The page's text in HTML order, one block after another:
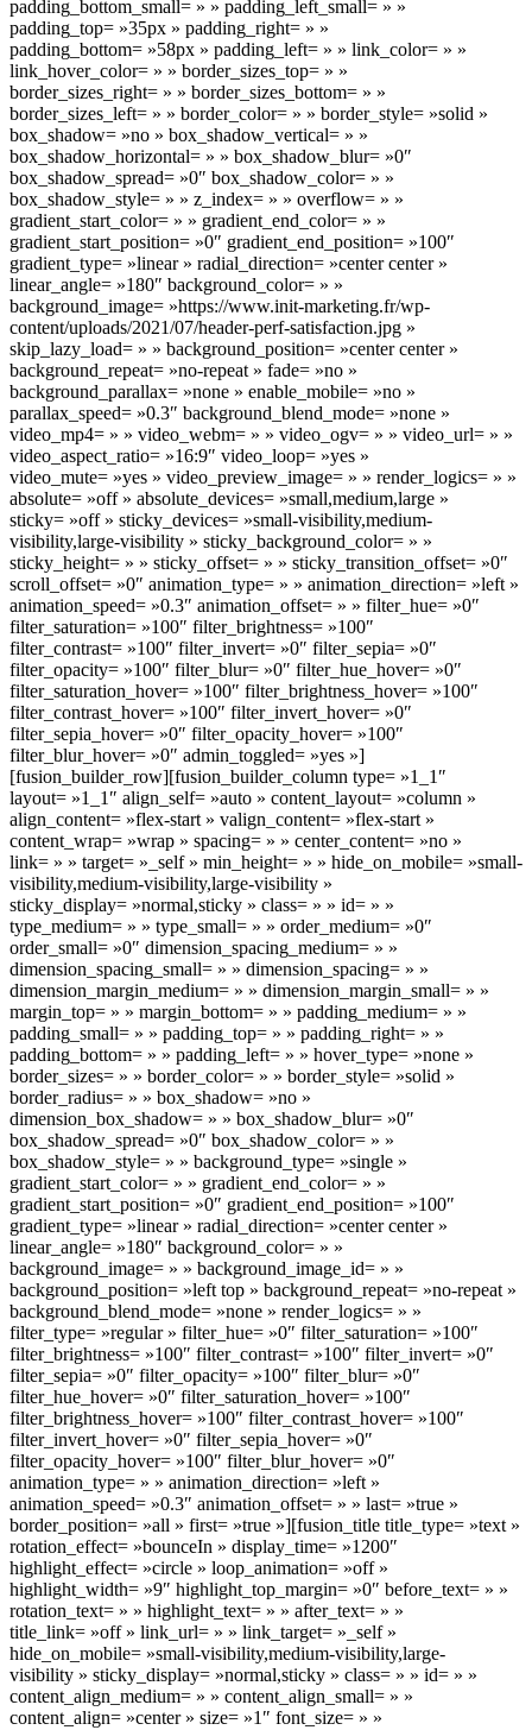
padding_bottom_small= » » padding_left_small= » »
padding_top= »35px » padding_right= » »
padding_bottom= »58px » padding_left= » » link_color= » »
link_hover_color= » » border_sizes_top= » »
border_sizes_right= » » border_sizes_bottom= » »
border_sizes_left= » » border_color= » » border_style= »solid »
box_shadow= »no » box_shadow_vertical= » »
box_shadow_horizontal= » » box_shadow_blur= »0″
box_shadow_spread= »0″ box_shadow_color= » »
box_shadow_style= » » z_index= » » overflow= » »
gradient_start_color= » » gradient_end_color= » »
gradient_start_position= »0″ gradient_end_position= »100″
gradient_type= »linear » radial_direction= »center center »
linear_angle= »180″ background_color= » »
background_image= »https://www.init-marketing.fr/wp-
content/uploads/2021/07/header-perf-satisfaction.jpg »
skip_lazy_load= » » background_position= »center center »
background_repeat= »no-repeat » fade= »no »
background_parallax= »none » enable_mobile= »no »
parallax_speed= »0.3″ background_blend_mode= »none »
video_mp4= » » video_webm= » » video_ogv= » » video_url= » »
video_aspect_ratio= »16:9″ video_loop= »yes »
video_mute= »yes » video_preview_image= » » render_logics= » »
absolute= »off » absolute_devices= »small,medium,large »
sticky= »off » sticky_devices= »small-visibility,medium-
visibility,large-visibility » sticky_background_color= » »
sticky_height= » » sticky_offset= » » sticky_transition_offset= »0″
scroll_offset= »0″ animation_type= » » animation_direction= »left »
animation_speed= »0.3″ animation_offset= » » filter_hue= »0″
filter_saturation= »100″ filter_brightness= »100″
filter_contrast= »100″ filter_invert= »0″ filter_sepia= »0″
filter_opacity= »100″ filter_blur= »0″ filter_hue_hover= »0″
filter_saturation_hover= »100″ filter_brightness_hover= »100″
filter_contrast_hover= »100″ filter_invert_hover= »0″
filter_sepia_hover= »0″ filter_opacity_hover= »100″
filter_blur_hover= »0″ admin_toggled= »yes »]
[fusion_builder_row][fusion_builder_column type= »1_1″
layout= »1_1″ align_self= »auto » content_layout= »column »
align_content= »flex-start » valign_content= »flex-start »
content_wrap= »wrap » spacing= » » center_content= »no »
link= » » target= »_self » min_height= » » hide_on_mobile= »small-
visibility,medium-visibility,large-visibility »
sticky_display= »normal,sticky » class= » » id= » »
type_medium= » » type_small= » » order_medium= »0″
order_small= »0″ dimension_spacing_medium= » »
dimension_spacing_small= » » dimension_spacing= » »
dimension_margin_medium= » » dimension_margin_small= » »
margin_top= » » margin_bottom= » » padding_medium= » »
padding_small= » » padding_top= » » padding_right= » »
padding_bottom= » » padding_left= » » hover_type= »none »
border_sizes= » » border_color= » » border_style= »solid »
border_radius= » » box_shadow= »no »
dimension_box_shadow= » » box_shadow_blur= »0″
box_shadow_spread= »0″ box_shadow_color= » »
box_shadow_style= » » background_type= »single »
gradient_start_color= » » gradient_end_color= » »
gradient_start_position= »0″ gradient_end_position= »100″
gradient_type= »linear » radial_direction= »center center »
linear_angle= »180″ background_color= » »
background_image= » » background_image_id= » »
background_position= »left top » background_repeat= »no-repeat »
background_blend_mode= »none » render_logics= » »
filter_type= »regular » filter_hue= »0″ filter_saturation= »100″
filter_brightness= »100″ filter_contrast= »100″ filter_invert= »0″
filter_sepia= »0″ filter_opacity= »100″ filter_blur= »0″
filter_hue_hover= »0″ filter_saturation_hover= »100″
filter_brightness_hover= »100″ filter_contrast_hover= »100″
filter_invert_hover= »0″ filter_sepia_hover= »0″
filter_opacity_hover= »100″ filter_blur_hover= »0″
animation_type= » » animation_direction= »left »
animation_speed= »0.3″ animation_offset= » » last= »true »
border_position= »all » first= »true »][fusion_title title_type= »text »
rotation_effect= »bounceIn » display_time= »1200″
highlight_effect= »circle » loop_animation= »off »
highlight_width= »9″ highlight_top_margin= »0″ before_text= » »
rotation_text= » » highlight_text= » » after_text= » »
title_link= »off » link_url= » » link_target= »_self »
hide_on_mobile= »small-visibility,medium-visibility,large-
visibility » sticky_display= »normal,sticky » class= » » id= » »
content_align_medium= » » content_align_small= » »
content_align= »center » size= »1″ font_size= » »